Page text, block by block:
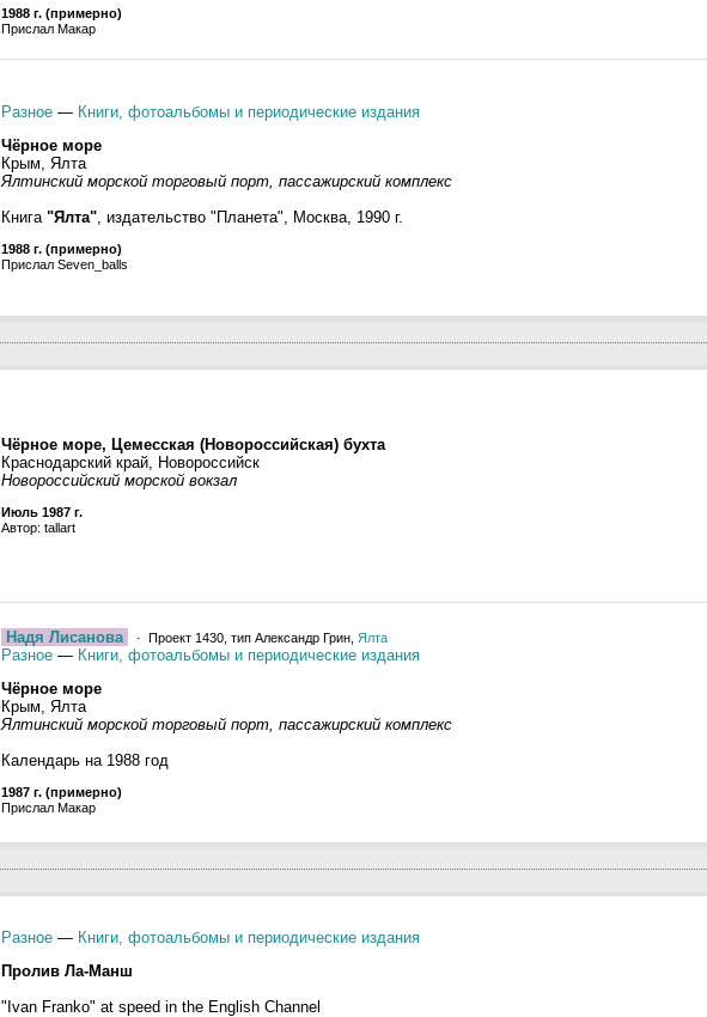
1988 г. (примерно)
Прислал Макар
Разное — Книги, фотоальбомы и периодические издания
Чёрное море
Крым, Ялта
Ялтинский морской торговый порт, пассажирский комплекс
Книга "Ялта", издательство "Планета", Москва, 1990 г.
1988 г. (примерно)
Прислал Seven_balls
Чёрное море, Цемесская (Новороссийская) бухта
Краснодарский край, Новороссийск
Новороссийский морской вокзал
Июль 1987 г.
Автор: tallart
Надя Лисанова · Проект 1430, тип Александр Грин, Ялта
Разное — Книги, фотоальбомы и периодические издания
Чёрное море
Крым, Ялта
Ялтинский морской торговый порт, пассажирский комплекс
Календарь на 1988 год
1987 г. (примерно)
Прислал Макар
Разное — Книги, фотоальбомы и периодические издания
Пролив Ла-Манш
"Ivan Franko" at speed in the English Channel